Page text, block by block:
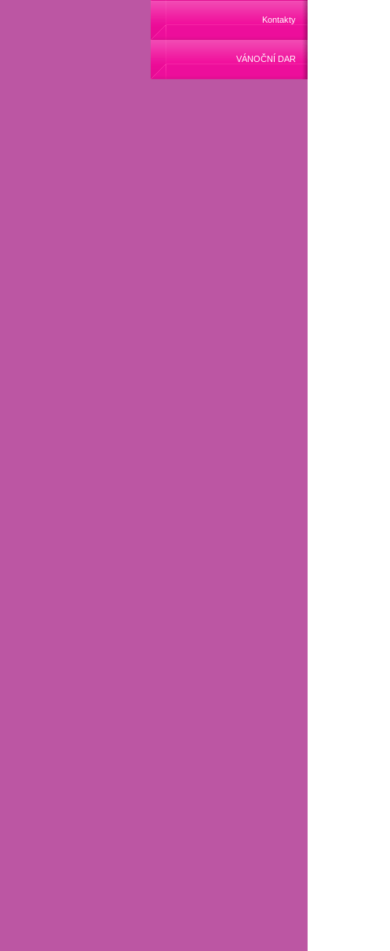
Kontakty
VÁNOČNÍ DAR